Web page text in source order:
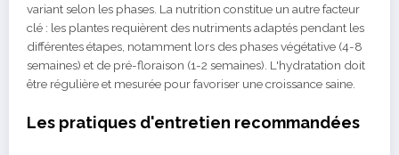
variant selon les phases. La nutrition constitue un autre facteur
clé : les plantes requièrent des nutriments adaptés pendant les
différentes étapes, notamment lors des phases végétative (4-8
semaines) et de pré-floraison (1-2 semaines). L'hydratation doit
être régulière et mesurée pour favoriser une croissance saine.
Les pratiques d'entretien recommandées